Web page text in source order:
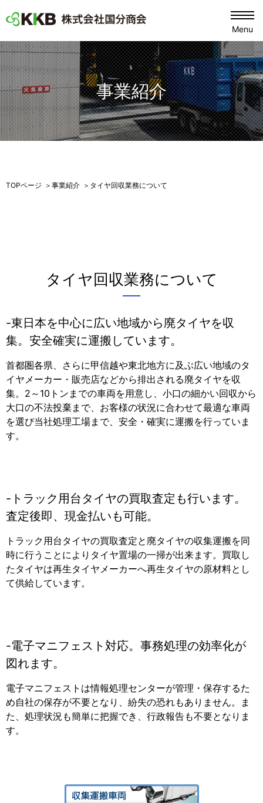
KKB 株式会社国分商会
Menu
事業紹介
TOPページ 事業紹介 タイヤ回収業務について
タイヤ回収業務について
東日本を中心に広い地域から廃タイヤを収
集。安全確実に運搬しています。
首都圏各県、さらに甲信越や東北地方に及ぶ広い地域のタ
イヤメーカー・販売店などから排出される廃タイヤを収
集。2～10トンまでの車両を用意し、小口の細かい回収から
大口の不法投棄まで、お客様の状況に合わせて最適な車両
を選び当社処理工場まで、安全・確実に運搬を行っていま
す。
トラック用台タイヤの買取査定も行います。
査定後即、現金払いも可能。
トラック用台タイヤの買取査定と廃タイヤの収集運搬を同
時に行うことによりタイヤ置場の一掃が出来ます。買取し
たタイヤは再生タイヤメーカーへ再生タイヤの原材料とし
て供給しています。
電子マニフェスト対応。事務処理の効率化が
図れます。
電子マニフェストは情報処理センターが管理・保存するた
め自社の保存が不要となり、紛失の恐れもありません。ま
た、処理状況も簡単に把握でき、行政報告も不要となりま
す。